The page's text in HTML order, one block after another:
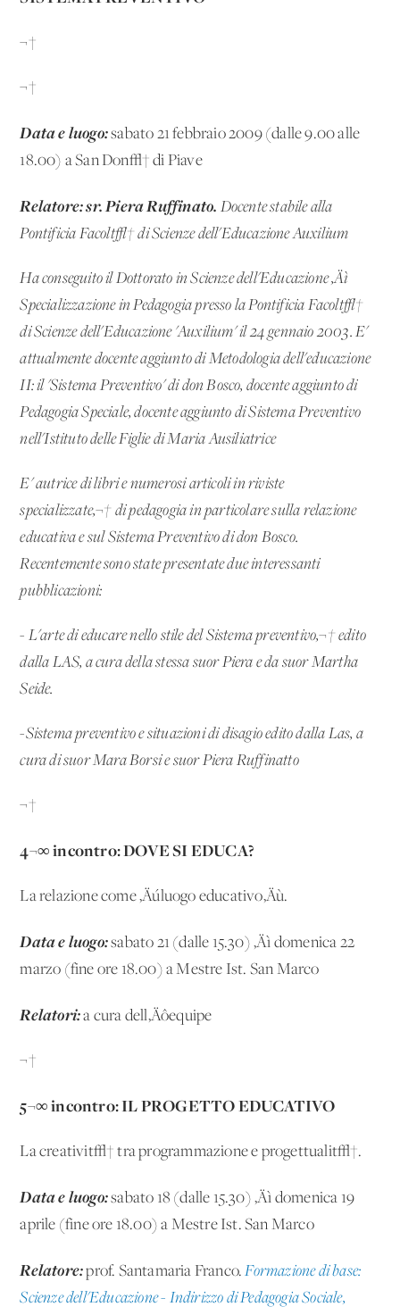
¬†
¬†
Data e luogo:sabato 21 febbraio 2009 (dalle 9.00 alle
18.00) a San Don√† di Piave
Relatore:sr. PieraRuffinato. Docente stabile alla
Pontificia Facolt√† di Scienze dell'Educazione Auxilium
Ha conseguito il Dottorato in Scienze dell'Educazione ‚Äì
Specializzazione in Pedagogia presso la Pontificia Facolt√†
di Scienze dell'Educazione 'Auxilium' il 24 gennaio 2003. E'
attualmente docente aggiunto di Metodologia dell'educazione
II: il 'Sistema Preventivo' di don Bosco, docente aggiunto di
Pedagogia Speciale, docente aggiunto di Sistema Preventivo
nell'Istituto delle Figlie di Maria Ausiliatrice
E' autrice di libri e numerosi articoli in riviste
specializzate,¬† di pedagogia in particolare sulla relazione
educativa e sul Sistema Preventivo di don Bosco.
Recentemente sono state presentate due interessanti
pubblicazioni:
- L'arte di educare nello stile del Sistema preventivo,¬† edito
dalla LAS, a cura della stessa suor Piera e da suor Martha
Seide.
-Sistema preventivo e situazioni di disagio edito dalla Las, a
cura di suor Mara Borsi e suor Piera Ruffinatto
¬†
4¬∞ incontro: DOVE SI EDUCA?
La relazione come ‚Äúluogo educativo‚Äù.
Data e luogo:sabato 21 (dalle 15.30) ‚Äì domenica 22
marzo (fine ore 18.00) a Mestre Ist. San Marco
Relatori:a cura dell‚Äôequipe
¬†
5¬∞ incontro: IL PROGETTO EDUCATIVO
La creativit√† tra programmazione e progettualit√†.
Data e luogo:sabato 18 (dalle 15.30) ‚Äì domenica 19
aprile (fine ore 18.00) a Mestre Ist. San Marco
Relatore:prof. Santamaria Franco.Formazione di base:
Scienze dell'Educazione - Indirizzo di Pedagogia Sociale,